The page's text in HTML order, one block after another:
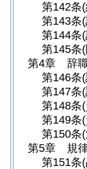
第142条
第143条
第144条
第145条
第4章
辞
第146条
第147条
第148条
第149条
第150条
第5章
規
第151条